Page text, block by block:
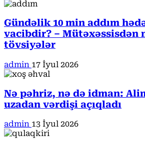
Gündəlik 10 min addım
vacibdir? – Mütəxəssisdən
tövsiyələr
admin 17 İyul 2026
Nə pəhriz, nə də idman:
uzadan vərdişi açıqladı
admin 13 İyul 2026